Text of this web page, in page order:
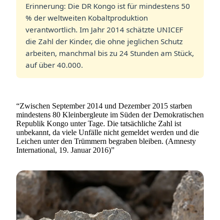
Erinnerung: Die DR Kongo ist für mindestens 50
% der weltweiten Kobaltproduktion
verantwortlich. Im Jahr 2014 schätzte UNICEF
die Zahl der Kinder, die ohne jeglichen Schutz
arbeiten, manchmal bis zu 24 Stunden am Stück,
auf über 40.000.
“Zwischen September 2014 und Dezember 2015 starben
mindestens 80 Kleinbergleute im Süden der Demokratischen
Republik Kongo unter Tage. Die tatsächliche Zahl ist
unbekannt, da viele Unfälle nicht gemeldet werden und die
Leichen unter den Trümmern begraben bleiben. (Amnesty
International, 19. Januar 2016)”